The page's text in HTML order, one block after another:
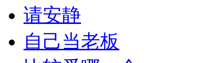
请安静
自己当老板